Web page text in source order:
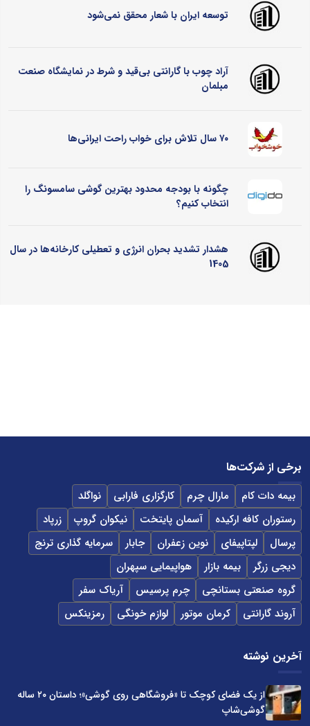
توسعه ایران با شعار محقق نمی‌شود
آراد چوب با گارانتی بی‌قید و شرط در نمایشگاه صنعت
مبلمان
۷۰ سال تلاش برای خواب راحت ایرانی‌ها
چگونه با بودجه محدود بهترین گوشی سامسونگ را
انتخاب کنیم؟
هشدار تشدید بحران انرژی و تعطیلی کارخانه‌ها در سال
1405
برخی از شرکت‌ها
بیمه دات کام مارال چرم کارگزاری فارابی
نواگلد
رستوران کافه ارکیده
آسمان پایتخت نیکوان گروپ
زرپاد
پرسال
لپتاپیفای نوین زعفران جابار
سرمایه گذاری ترنج
دیجی زرگر
بیمه بازار
هواپیمایی سپهران
گروه صنعتی بستانچی
چرم پرسیس
آریاک سفر
آروند گارانتی
کرمان موتور لوازم خونگی رمزینکس
آخرین نوشته
از یک فضای کوچک تا «فروشگاهی روی گوشی»؛ داستان ۲۰ ساله
گوشی‌شاپ